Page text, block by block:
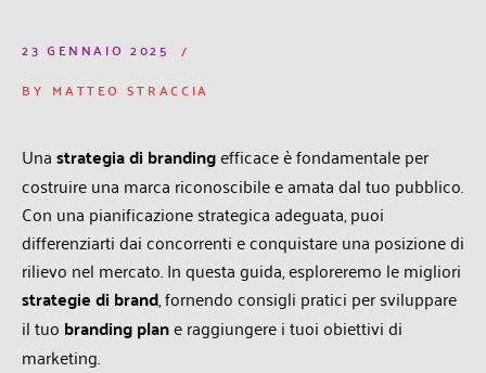
23 GENNAIO 2025
BY MATTEO STRACCIA
Unastrategia di brandingefficace è fondamentale per
costruire una marca riconoscibile e amata dal tuo pubblico.
Con una pianificazione strategica adeguata, puoi
differenziarti dai concorrenti e conquistare una posizione di
rilievo nel mercato. In questa guida, esploreremo le migliori
strategie di brand, fornendo consigli pratici per sviluppare
il tuo branding plane raggiungere i tuoi obiettivi di
marketing.